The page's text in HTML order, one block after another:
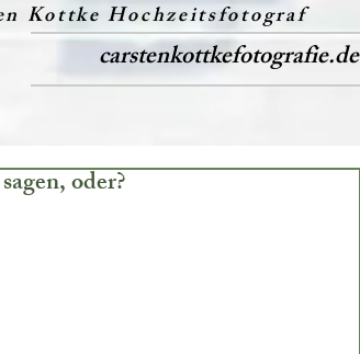
Kottke Hochzeitsfotograf
carstenkottkefotografie.de
oder?